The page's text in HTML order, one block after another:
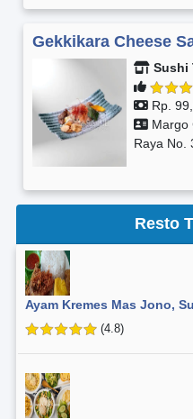
Gekkikara Cheese
Sushi
Rp.
Margo
Raya No.
Resto
Ayam Kremes Mas Jono,
(4.8)